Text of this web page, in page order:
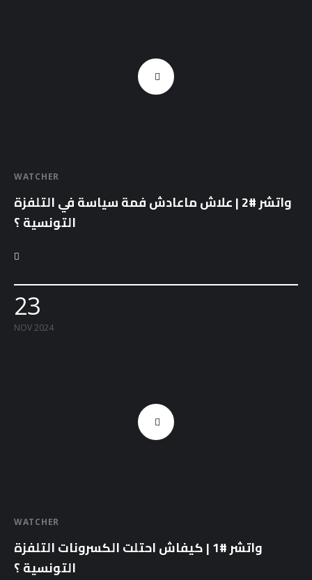
WATCHER
واتشر #2 | علاش ماعادش فمة سياسة في التلفزة
التونسية ؟
23
NOV 2024
WATCHER
واتشر #1 | كيفاش احتلت الكسرونات التلفزة
التونسية ؟